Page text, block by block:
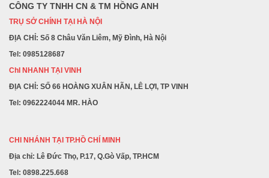
CÔNG TY TNHH CN & TM HỒNG ANH
TRỤ SỞ CHÍNH TẠI HÀ NỘI
ĐỊA CHỈ: Số 8 Châu Văn Liêm, Mỹ Đình, Hà Nội
Tel: 0985128687
ChI NHANH TẠI VINH
ĐỊA CHỈ: SỐ 66 HOÀNG XUÂN HÃN, LÊ LỢI, TP VINH
Tel: 0962224044 MR. HÀO
CHI NHÁNH TẠI TP.HỒ CHÍ MINH
Địa chỉ: Lê Đức Thọ, P.17, Q.Gò Vấp, TP.HCM
Tel: 0898.225.668